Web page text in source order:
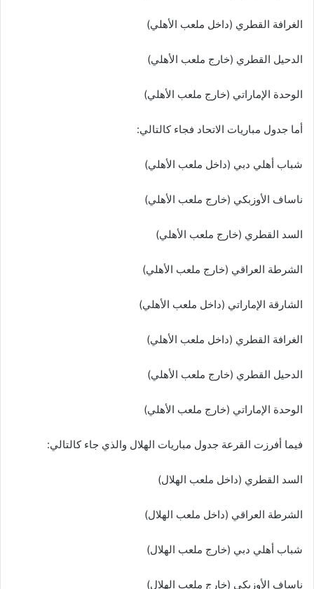
الغرافة القطري (داخل ملعب الأهلي)
الدحيل القطري (خارج ملعب الأهلي)
الوحدة الإماراتي (خارج ملعب الأهلي)
أما جدول مباريات الاتحاد فجاء كالتالي:
شباب أهلي دبي (داخل ملعب الأهلي)
ناساف الأوزبكي (خارج ملعب الأهلي)
السد القطري (خارج ملعب الأهلي)
الشرطة العراقي (خارج ملعب الأهلي)
الشارقة الإماراتي (داخل ملعب الأهلي)
الغرافة القطري (داخل ملعب الأهلي)
الدحيل القطري (خارج ملعب الأهلي)
الوحدة الإماراتي (خارج ملعب الأهلي)
فيما أفرزت القرعة جدول مباريات الهلال والذي جاء كالتالي:
السد القطري (داخل ملعب الهلال)
الشرطة العراقي (داخل ملعب الهلال)
شباب أهلي دبي (خارج ملعب الهلال)
ناساف الأوزبكي (خارج ملعب الهلال)